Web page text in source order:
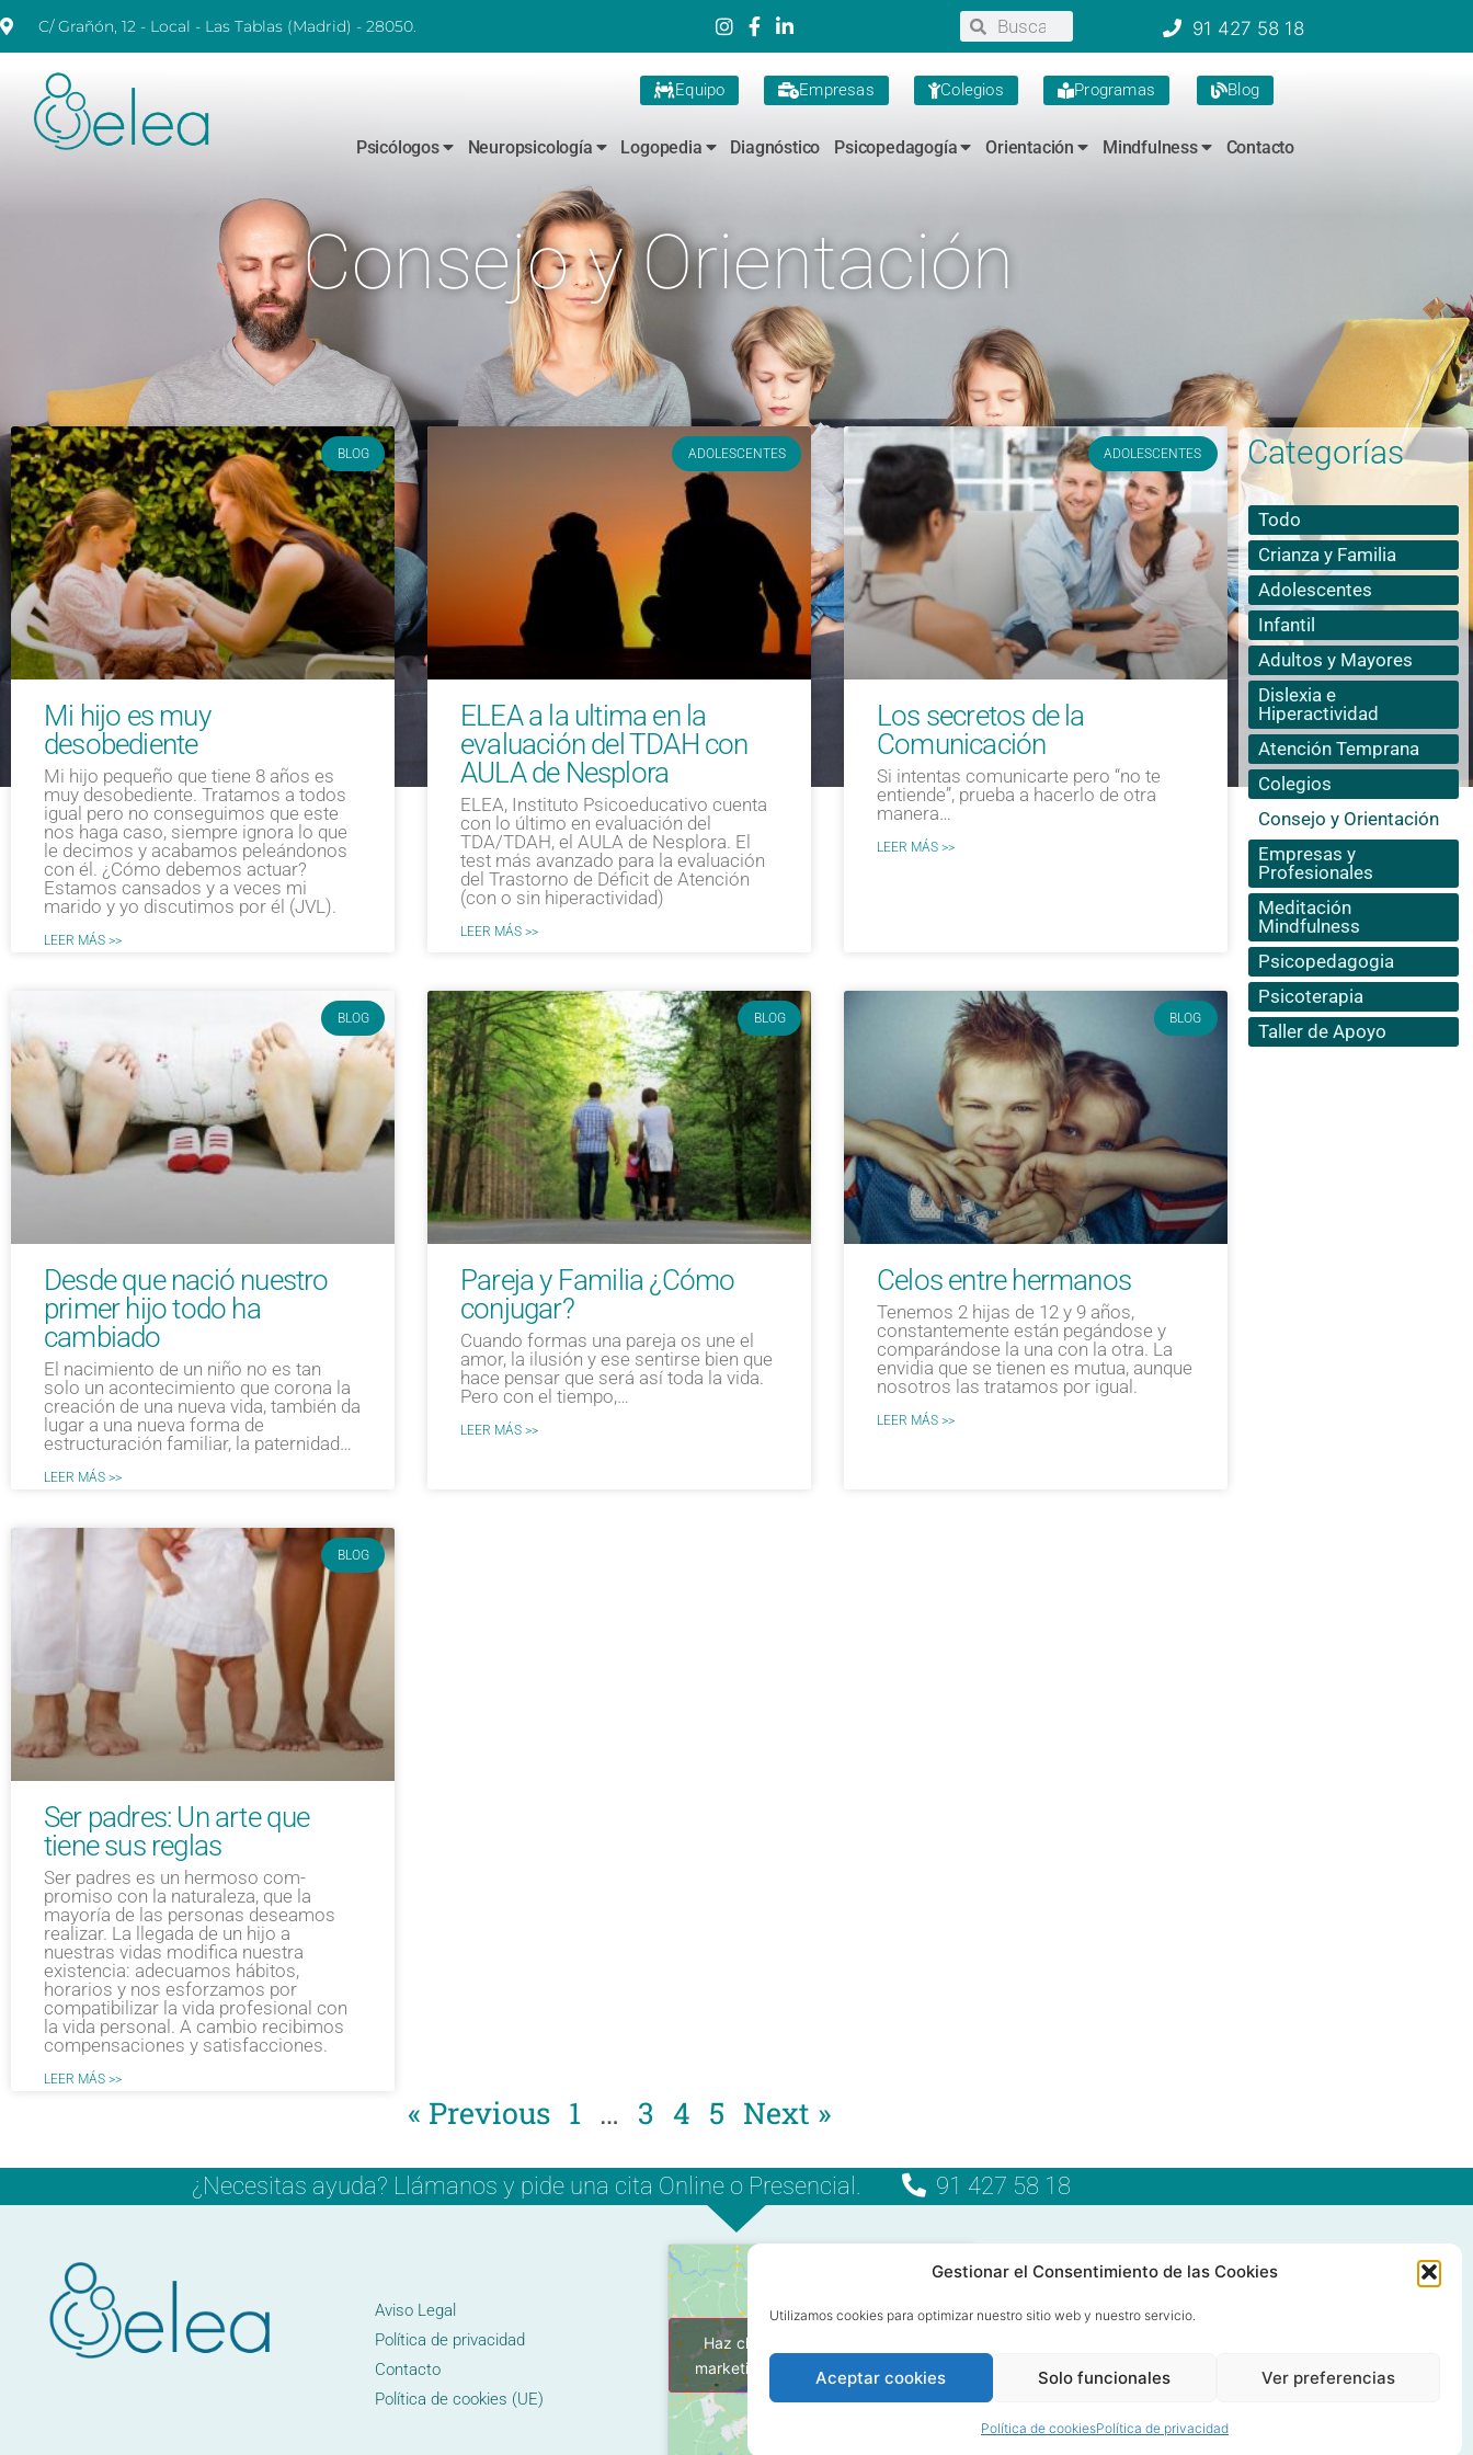
Gestionar el Consentimiento de las Cookies
Utilizamos cookies para optimizar nuestro sitio web y nuestro servicio.
Aceptar cookies Solo funcionales Ver preferencias
Política de cookiesPolítica de privacidad
C/ Grañón, 12 - Local - Las Tablas (Madrid) - 28050. 91 427 58 18
Empresas Colegios Programas Blog
Equipo
Psicólogos Neuropsicología Logopedia Diagnóstico Psicopedagogía Orientación Mindfulness Contacto
Consejo y Orientación
BLOG
Mi hijo es muy
desobediente
Mi hijo pequeño que tiene 8 años es
muy desobediente. Tratamos a todos
igual pero no conseguimos que este
nos haga caso, siempre ignora lo que
le decimos y acabamos peleándonos
con él. ¿Cómo debemos actuar?
Estamos cansados y a veces mi
marido y yo discutimos por él (JVL).
LEER MÁS >>
ADOLESCENTES
ELEA a la ultima en la
evaluación del TDAH con
AULA de Nesplora
ELEA, Instituto Psicoeducativo cuenta
con lo último en evaluación del
TDA/TDAH, el AULA de Nesplora. El
test más avanzado para la evaluación
del Trastorno de Déficit de Atención
(con o sin hiperactividad)
LEER MÁS >>
ADOLESCENTES
Los secretos de la
Comunicación
Si intentas comunicarte pero “no te
entiende”, prueba a hacerlo de otra
manera…
LEER MÁS >>
BLOG
Desde que nació nuestro
primer hijo todo ha
cambiado
El nacimiento de un niño no es tan
solo un acontecimiento que corona la
creación de una nueva vida, también da
lugar a una nueva forma de
estructuración familiar, la paternidad…
LEER MÁS >>
BLOG
Pareja y Familia ¿Cómo
conjugar?
Cuando formas una pareja os une el
amor, la ilusión y ese sentirse bien que
hace pensar que será así toda la vida.
Pero con el tiempo,…
LEER MÁS >>
BLOG
Celos entre hermanos
Tenemos 2 hijas de 12 y 9 años,
constantemente están pegándose y
comparándose la una con la otra. La
envidia que se tienen es mutua, aunque
nosotros las tratamos por igual.
LEER MÁS >>
BLOG
Ser padres: Un arte que
tiene sus reglas
Ser padres es un hermoso com­
promiso con la naturaleza, que la
mayoría de las personas de­seamos
realizar. La llegada de un hijo a
nuestras vidas modifica nuestra
existen­cia: adecuamos hábitos,
horarios y nos esforzamos por
compatibilizar la vida profesional con
la vida personal. A cam­bio recibimos
compensaciones y satis­facciones.
LEER MÁS >>
« Previous 1 … 3 4 5 Next »
Categorías
Todo
Crianza y Familia
Adolescentes
Infantil
Adultos y Mayores
Dislexia e
Hiperactividad
Atención Temprana
Colegios
Consejo y Orientación
Empresas y
Profesionales
Meditación
Mindfulness
Psicopedagogia
Psicoterapia
Taller de Apoyo
¿Necesitas ayuda? Llámanos y pide una cita Online o Presencial. 91 427 58 18
Aviso Legal
Política de privacidad
Contacto
Política de cookies (UE)
Haz clic para aceptar cookies de
marketing y permitir este contenido
C/ Grañón, 12 - Local
91 427 58 18